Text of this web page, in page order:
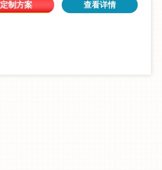
定制方案 查看详情